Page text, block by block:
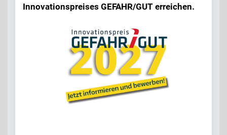
Innovationspreises GEFAHR/GUT erreichen.